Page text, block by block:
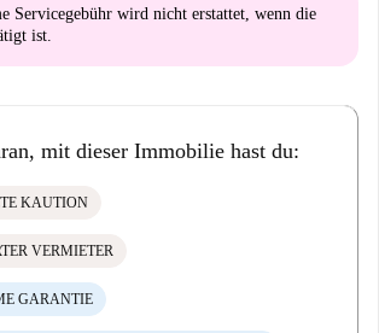
Servicegebühr wird nicht erstattet, wenn die
ist.
mit dieser Immobilie hast du:
KAUTION
VERMIETER
GARANTIE